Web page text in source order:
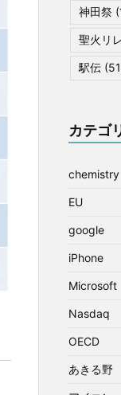
神田祭
聖火リ
駅伝
カテゴ
chemistry
EU
google
iPhone
Microsoft
Nasdaq
OECD
あきる野